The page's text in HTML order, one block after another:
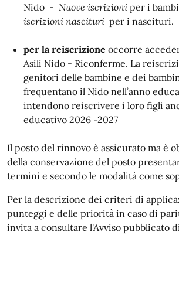
Nido - Nuove iscrizioni per i
iscrizioni nascituri per i nascituri.
per la reiscrizione occorre
Asili Nido - Riconferme. La
genitori delle bambine e dei
frequentano il Nido nell’anno
intendono reiscrivere i loro figli
educativo 2026 -2027
Il posto del rinnovo è assicurato ma è
della conservazione del posto
termini e secondo le modalità come
Per la descrizione dei criteri di
punteggi e delle priorità in caso di
invita a consultare l'Avviso pubblicato